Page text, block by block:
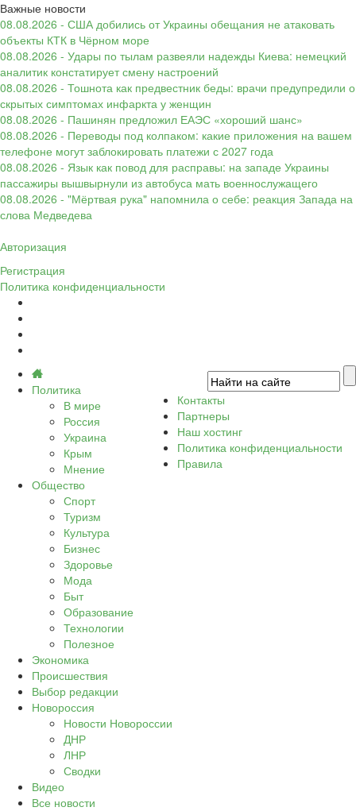
Важные новости
08.08.2026 - США добились от Украины обещания не атаковать
объекты КТК в Чёрном море
08.08.2026 - Удары по тылам развеяли надежды Киева: немецкий
аналитик констатирует смену настроений
08.08.2026 - Тошнота как предвестник беды: врачи предупредили о
скрытых симптомах инфаркта у женщин
08.08.2026 - Пашинян предложил ЕАЭС «хороший шанс»
08.08.2026 - Переводы под колпаком: какие приложения на вашем
телефоне могут заблокировать платежи с 2027 года
08.08.2026 - Язык как повод для расправы: на западе Украины
пассажиры вышвырнули из автобуса мать военнослужащего
08.08.2026 - "Мёртвая рука" напомнила о себе: реакция Запада на
слова Медведева
Авторизация
Регистрация
Политика конфиденциальности
Политика
В мире
Россия
Украина
Крым
Мнение
Общество
Спорт
Туризм
Культура
Бизнес
Здоровье
Мода
Быт
Образование
Технологии
Полезное
Экономика
Происшествия
Выбор редакции
Новороссия
Новости Новороссии
ДНР
ЛНР
Сводки
Видео
Все новости
Контакты
Партнеры
Наш хостинг
Политика конфиденциальности
Правила